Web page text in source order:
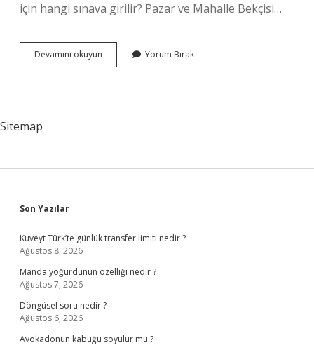
için hangi sınava girilir? Pazar ve Mahalle Bekçisi…
Devamını okuyun
Olmak
Yorum Bırak
Sitemap
Sidebar
Son Yazılar
Kuveyt Türk’te günlük transfer limiti nedir ?
Ağustos 8, 2026
Manda yoğurdunun özelliği nedir ?
Ağustos 7, 2026
Döngüsel soru nedir ?
Ağustos 6, 2026
Avokadonun kabuğu soyulur mu ?